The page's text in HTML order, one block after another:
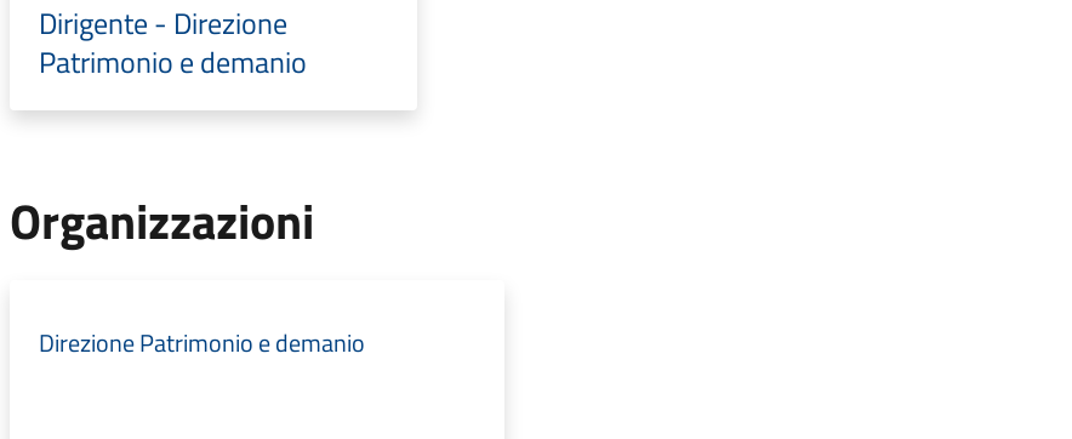
Dirigente - Direzione
Patrimonio e demanio
Organizzazioni
Direzione Patrimonio e demanio